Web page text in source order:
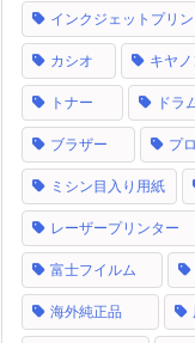
インクジェットプリ
カシオ キヤノ
トナー ドラ
ブラザー プ
ミシン目入り用紙
レーザープリンター
富士フイルム
海外純正品